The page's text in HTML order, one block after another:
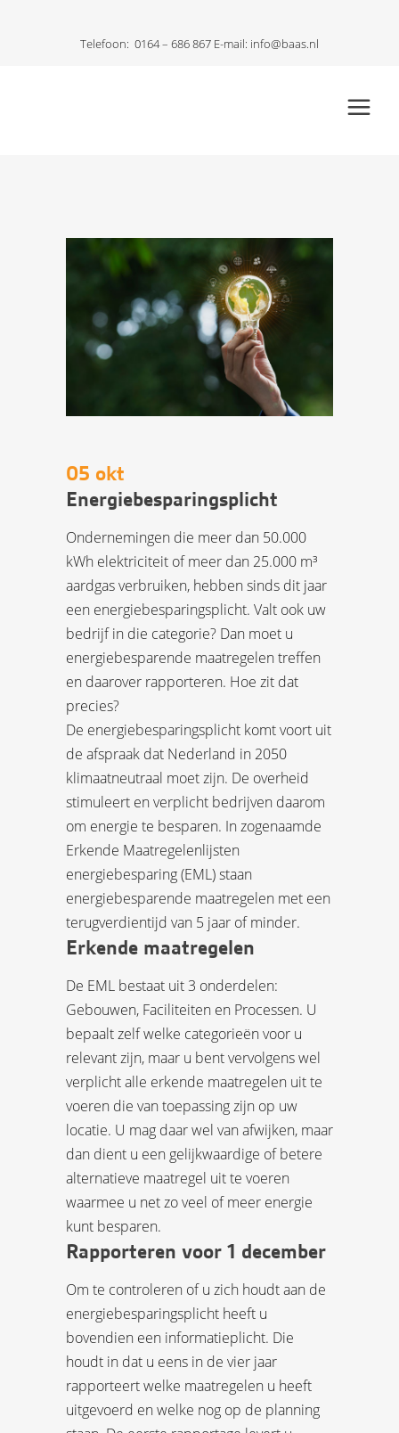
Telefoon: 0164 – 686 867 E-mail: info@baas.nl
05 okt
Energiebesparingsplicht
Ondernemingen die meer dan 50.000
kWh elektriciteit of meer dan 25.000 m³
aardgas verbruiken, hebben sinds dit jaar
een energiebesparingsplicht. Valt ook uw
bedrijf in die categorie? Dan moet u
energiebesparende maatregelen treffen
en daarover rapporteren. Hoe zit dat
precies?
De energiebesparingsplicht komt voort uit
de afspraak dat Nederland in 2050
klimaatneutraal moet zijn. De overheid
stimuleert en verplicht bedrijven daarom
om energie te besparen. In zogenaamde
Erkende Maatregelenlijsten
energiebesparing (EML) staan
energiebesparende maatregelen met een
terugverdientijd van 5 jaar of minder.
Erkende maatregelen
De EML bestaat uit 3 onderdelen:
Gebouwen, Faciliteiten en Processen. U
bepaalt zelf welke categorieën voor u
relevant zijn, maar u bent vervolgens wel
verplicht alle erkende maatregelen uit te
voeren die van toepassing zijn op uw
locatie. U mag daar wel van afwijken, maar
dan dient u een gelijkwaardige of betere
alternatieve maatregel uit te voeren
waarmee u net zo veel of meer energie
kunt besparen.
Rapporteren voor 1 december
Om te controleren of u zich houdt aan de
energiebesparingsplicht heeft u
bovendien een informatieplicht. Die
houdt in dat u eens in de vier jaar
rapporteert welke maatregelen u heeft
uitgevoerd en welke nog op de planning